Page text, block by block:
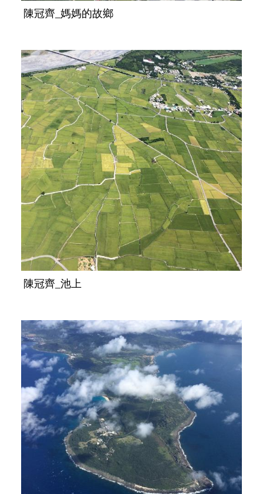
陳冠齊_媽媽的故鄉
陳冠齊_池上